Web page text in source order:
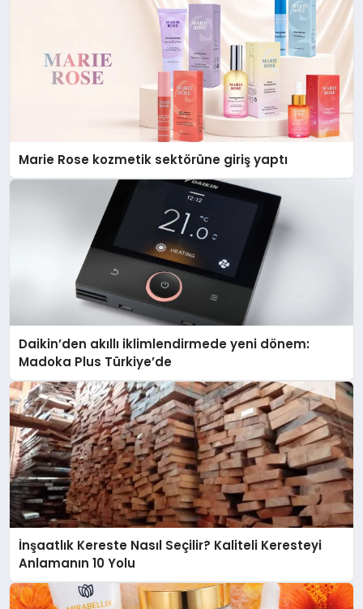
Marie Rose kozmetik sektörüne giriş yaptı
Daikin’den akıllı iklimlendirmede yeni dönem:
Madoka Plus Türkiye’de
İnşaatlık Kereste Nasıl Seçilir? Kaliteli Keresteyi
Anlamanın 10 Yolu